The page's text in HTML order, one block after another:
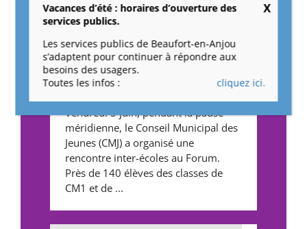
Une rencontre inter-
écoles organisée par
les jeunes du CMJ
Vendredi 5 juin, pendant la pause
méridienne, le Conseil Municipal des
Jeunes (CMJ) a organisé une
rencontre inter-écoles au Forum.
Près de 140 élèves des classes de
CM1 et de ...
Vacances d’été : horaires d’ouverture des
services publics.
Les services publics de Beaufort-en-Anjou
s’adaptent pour continuer à répondre aux
besoins des usagers.
Toutes les infos :
cliquez ici.